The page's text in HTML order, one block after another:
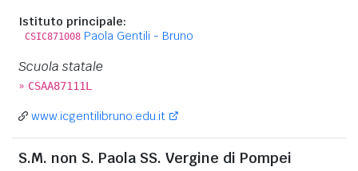
Istituto principale:
CSIC871008 Paola Gentili - Bruno
Scuola statale
» CSAA87111L
www.icgentilibruno.edu.it
S.M. non S. Paola SS. Vergine di Pompei